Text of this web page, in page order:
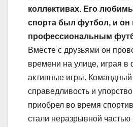
коллективах. Его
спорта был футбол, и он
профессиональным
Вместе с друзьями он
времени на улице, играя в
активные игры. Командный
справедливость и
приобрел во время
стали неразрывной частью